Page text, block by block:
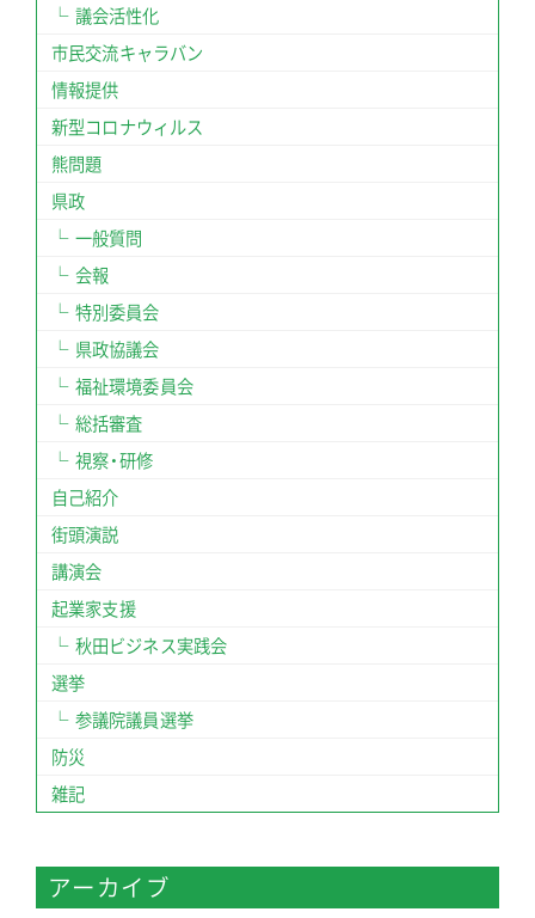
議会活性化
市民交流キャラバン
情報提供
新型コロナウィルス
熊問題
県政
一般質問
会報
特別委員会
県政協議会
福祉環境委員会
総括審査
視察・研修
自己紹介
街頭演説
講演会
起業家支援
秋田ビジネス実践会
選挙
参議院議員選挙
防災
雑記
アーカイブ